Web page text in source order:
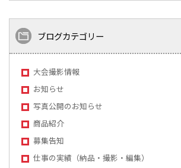
ブログカテゴリー
大会撮影情報
お知らせ
写真公開のお知らせ
商品紹介
募集告知
仕事の実績（納品・撮影・編集）